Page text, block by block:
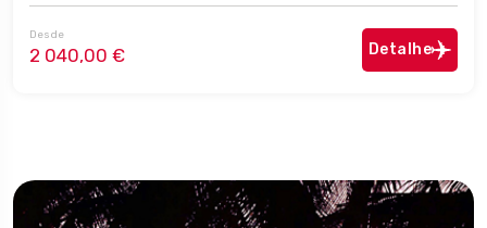
Desde
2 040,00 € Detalhe